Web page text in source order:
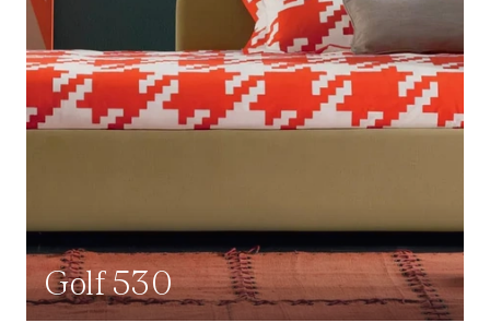
Golf 530